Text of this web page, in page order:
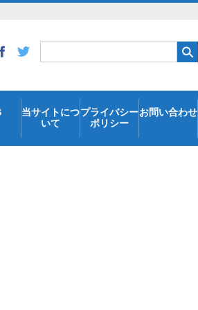
当サイトにつ
いて
プライバシー
ポリシー
お問い合わせ